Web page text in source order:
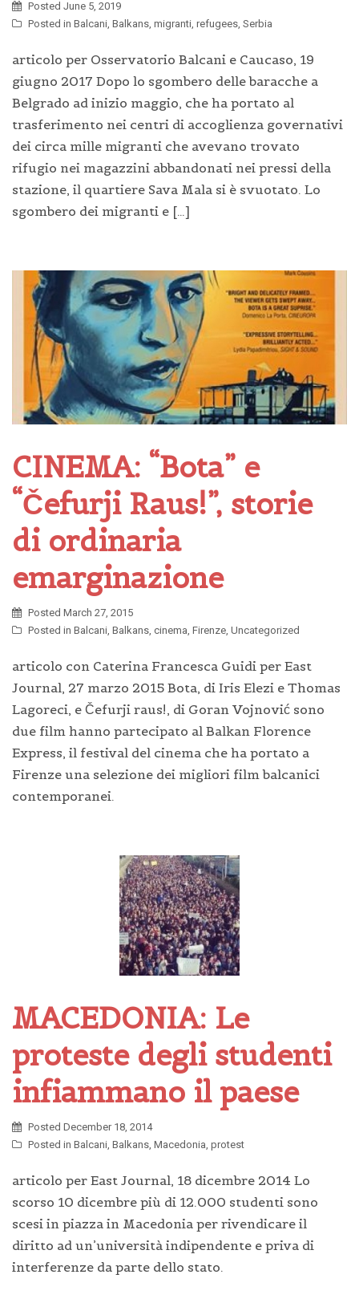
Posted June 5, 2019
Posted in Balcani, Balkans, migranti, refugees, Serbia
articolo per Osservatorio Balcani e Caucaso, 19
giugno 2017 Dopo lo sgombero delle baracche a
Belgrado ad inizio maggio, che ha portato al
trasferimento nei centri di accoglienza governativi
dei circa mille migranti che avevano trovato
rifugio nei magazzini abbandonati nei pressi della
stazione, il quartiere Sava Mala si è svuotato. Lo
sgombero dei migranti e […]
CINEMA: “Bota” e
“Čefurji Raus!”, storie
di ordinaria
emarginazione
Posted March 27, 2015
Posted in Balcani Balkans cinema Firenze Uncategorized
articolo con Caterina Francesca Guidi per East
Journal, 27 marzo 2015 Bota, di Iris Elezi e Thomas
Lagoreci, e Čefurji raus!, di Goran Vojnović sono
due film hanno partecipato al Balkan Florence
Express, il festival del cinema che ha portato a
Firenze una selezione dei migliori film balcanici
contemporanei.
MACEDONIA: Le
proteste degli studenti
infiammano il paese
Posted December 18, 2014
Posted in Balcani Balkans Macedonia protest
articolo per East Journal, 18 dicembre 2014 Lo
scorso 10 dicembre più di 12.000 studenti sono
scesi in piazza in Macedonia per rivendicare il
diritto ad un’università indipendente e priva di
interferenze da parte dello stato.